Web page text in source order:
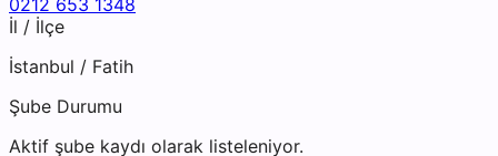
İl / İlçe
İstanbul / Fatih
Şube Durumu
Aktif şube kaydı olarak listeleniyor.